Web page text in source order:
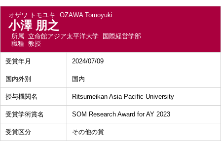
オザワ トモユキ OZAWA Tomoyuki
小澤 朋之
所属 立命館アジア太平洋大学 国際経営学部
職種 教授
受賞年月 2024/07/09
国内外別 国内
授与機関名 Ritsumeikan Asia Pacific University
受賞学術賞名 SOM Research Award for AY 2023
受賞区分 その他の賞